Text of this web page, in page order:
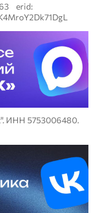
erid:
ИНН 5753006480.